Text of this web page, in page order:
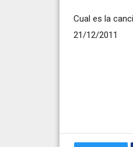
Cual es la
21/12/2011